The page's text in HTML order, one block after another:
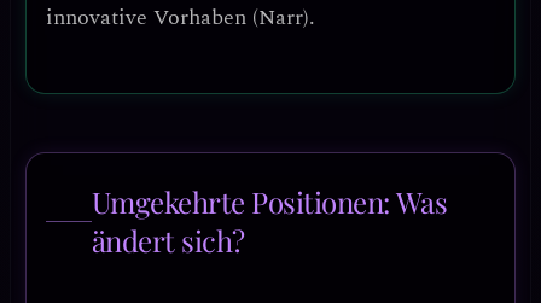
innovative Vorhaben (Narr).
Umgekehrte Positionen: Was
ändert sich?